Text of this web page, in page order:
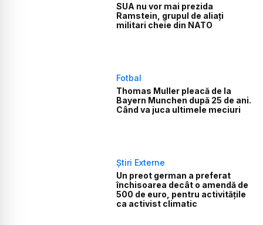
SUA nu vor mai prezida
Ramstein, grupul de aliați
militari cheie din NATO
Fotbal
Thomas Muller pleacă de la
Bayern Munchen după 25 de ani.
Când va juca ultimele meciuri
Știri Externe
Un preot german a preferat
închisoarea decât o amendă de
500 de euro, pentru activitățile
ca activist climatic